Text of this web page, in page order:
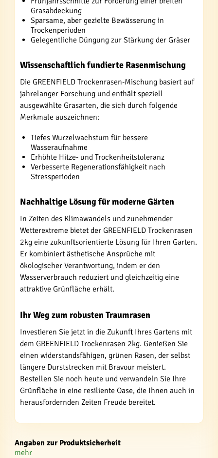
Grasabdeckung
Sparsame, aber gezielte Bewässerung in
Trockenperioden
Gelegentliche Düngung zur Stärkung der Gräser
Wissenschaftlich fundierte Rasenmischung
Die GREENFIELD Trockenrasen-Mischung basiert auf
jahrelanger Forschung und enthält speziell
ausgewählte Grasarten, die sich durch folgende
Merkmale auszeichnen:
Tiefes Wurzelwachstum für bessere
Wasseraufnahme
Erhöhte Hitze- und Trockenheitstoleranz
Verbesserte Regenerationsfähigkeit nach
Stressperioden
Nachhaltige Lösung für moderne Gärten
In Zeiten des Klimawandels und zunehmender
Wetterextreme bietet der GREENFIELD Trockenrasen
2kg eine zukunftsorientierte Lösung für Ihren Garten.
Er kombiniert ästhetische Ansprüche mit
ökologischer Verantwortung, indem er den
Wasserverbrauch reduziert und gleichzeitig eine
attraktive Grünfläche erhält.
Ihr Weg zum robusten Traumrasen
Investieren Sie jetzt in die Zukunft Ihres Gartens mit
dem GREENFIELD Trockenrasen 2kg. Genießen Sie
einen widerstandsfähigen, grünen Rasen, der selbst
längere Durststrecken mit Bravour meistert.
Bestellen Sie noch heute und verwandeln Sie Ihre
Grünfläche in eine resiliente Oase, die Ihnen auch in
herausfordernden Zeiten Freude bereitet.
Angaben zur Produktsicherheit
mehr